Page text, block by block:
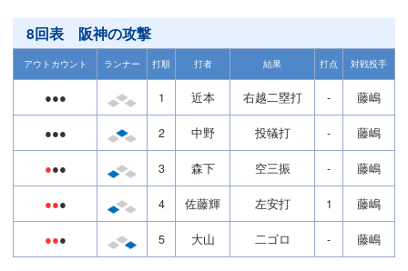
8回表 阪神の攻撃
アウトカウント ランナー 打順 打者 結果 打点 対戦投手
●●● 1 近本 右越二塁打 - 藤嶋
●●● 2 中野 投犠打 - 藤嶋
●●● 3 森下 空三振 - 藤嶋
●●● 4 佐藤輝 左安打 1 藤嶋
●●● 5 大山 二ゴロ - 藤嶋